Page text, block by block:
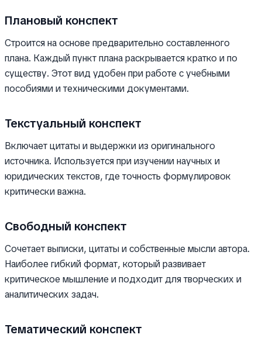
Плановый конспект
Строится на основе предварительно составленного
плана. Каждый пункт плана раскрывается кратко и по
существу. Этот вид удобен при работе с учебными
пособиями и техническими документами.
Текстуальный конспект
Включает цитаты и выдержки из оригинального
источника. Используется при изучении научных и
юридических текстов, где точность формулировок
критически важна.
Свободный конспект
Сочетает выписки, цитаты и собственные мысли автора.
Наиболее гибкий формат, который развивает
критическое мышление и подходит для творческих и
аналитических задач.
Тематический конспект